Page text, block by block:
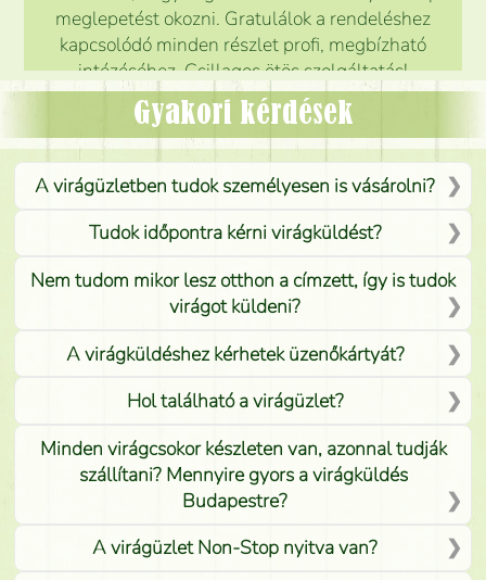
meglepetést okozni. Gratulálok a rendeléshez
kapcsolódó minden részlet profi, megbízható
intézéséhez. Csillagos ötös szolgáltatás!
Mónika
Gyakori kérdések
A virágüzletben tudok személyesen is vásárolni?
Tudok időpontra kérni virágküldést?
Nem tudom mikor lesz otthon a címzett, így is tudok
virágot küldeni?
A virágküldéshez kérhetek üzenőkártyát?
Hol található a virágüzlet?
Minden virágcsokor készleten van, azonnal tudják
szállítani? Mennyire gyors a virágküldés
Budapestre?
A virágüzlet Non-Stop nyitva van?